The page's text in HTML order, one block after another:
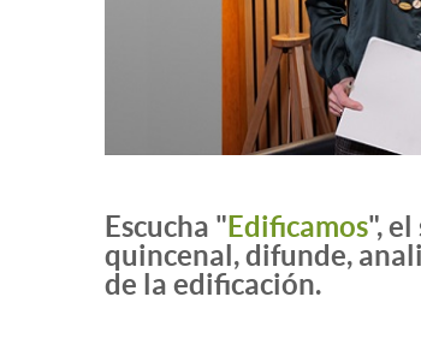
Escucha "Edificamos",
quincenal, difunde,
de la edificación.